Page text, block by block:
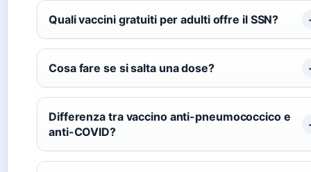
Quali vaccini gratuiti per adulti offre il SSN?
Cosa fare se si salta una dose?
Differenza tra vaccino anti-pneumococcico e
anti-COVID?